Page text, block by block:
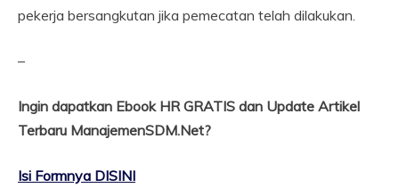
pekerja bersangkutan jika pemecatan telah dilakukan.
–
Ingin dapatkan Ebook HR GRATIS dan Update Artikel
Terbaru ManajemenSDM.Net?
Isi Formnya DISINI